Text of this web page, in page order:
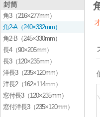
封筒
角3（216×277mm）
角2-A（240×332mm）
角2-B（245×330mm）
長4（90×205mm）
長3（120×235mm）
洋長3（235×120mm）
洋長2（162×114mm）
窓付長3（120×235mm）
窓付洋長3（235×120mm）